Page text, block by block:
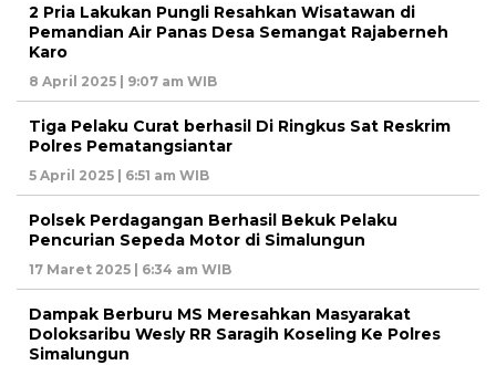
2 Pria Lakukan Pungli Resahkan Wisatawan di
Pemandian Air Panas Desa Semangat Rajaberneh
Karo
8 April 2025 | 9:07 am WIB
Tiga Pelaku Curat berhasil Di Ringkus Sat Reskrim
Polres Pematangsiantar
5 April 2025 | 6:51 am WIB
Polsek Perdagangan Berhasil Bekuk Pelaku
Pencurian Sepeda Motor di Simalungun
17 Maret 2025 | 6:34 am WIB
Dampak Berburu MS Meresahkan Masyarakat
Doloksaribu Wesly RR Saragih Koseling Ke Polres
Simalungun